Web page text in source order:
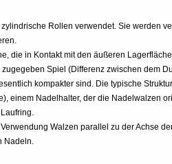
Rollen verwendet. Sie werden
die in Kontakt mit den äußeren
Spiel (Differenz zwischen dem
kompakter sind. Die typische
einem Nadelhalter, der die Nadelwalzen
Walzen parallel zu der Achse
Nadeln.